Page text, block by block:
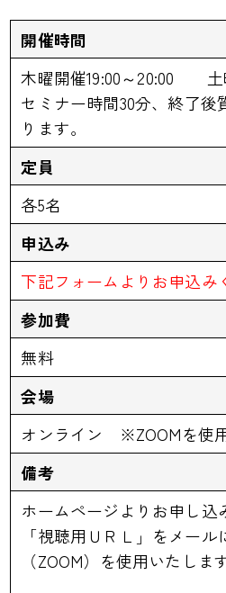
開催時間
木曜開催19:00～20:00 土
セミナー時間30分、終了後
ります。
定員
各5名
申込み
下記フォームよりお申込み
参加費
無料
会場
オンライン ※ZOOMを使用
備考
ホームページよりお申し込
「視聴用ＵＲＬ」をメール
（ZOOM）を使用いたします